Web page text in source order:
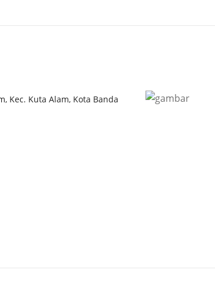
Kec. Kuta Alam, Kota Banda